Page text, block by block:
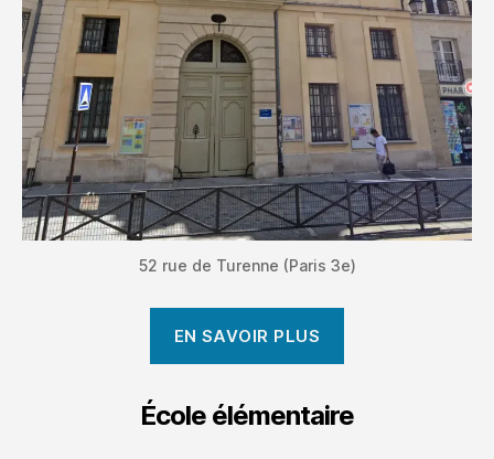
52 rue de Turenne (Paris 3e)
EN SAVOIR PLUS
École élémentaire